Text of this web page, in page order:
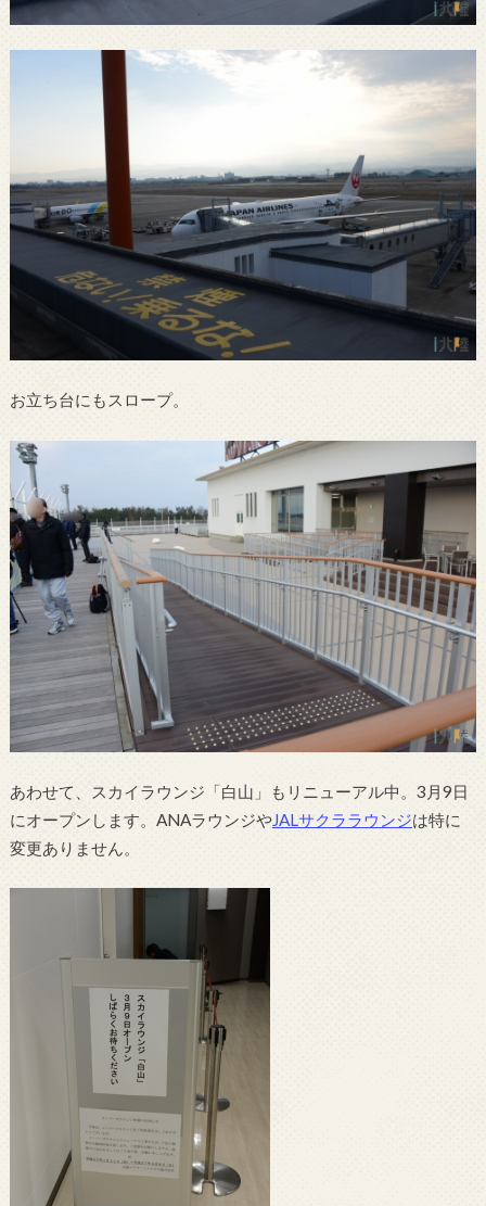
お立ち台にもスロープ。
あわせて、スカイラウンジ「白山」もリニューアル中。3月9日
にオープンします。ANAラウンジやJALサクララウンジは特に
変更ありません。